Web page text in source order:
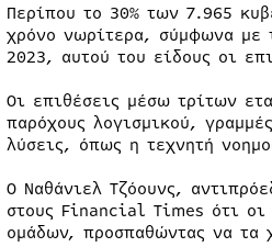
Περίπου το 30% των 7.965
χρόνο νωρίτερα, σύμφωνα με
2023, αυτού του είδους οι
Οι επιθέσεις μέσω τρίτων
παρόχους λογισμικού,
λύσεις, όπως η τεχνητή
Ο Ναθάνιελ Τζόουνς,
στους Financial Times ότι οι
ομάδων, προσπαθώντας να τα